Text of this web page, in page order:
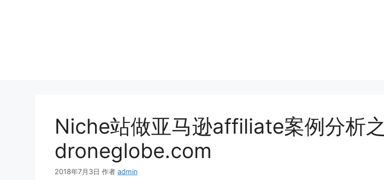
Niche站做亚马逊affiliate案例分析之
droneglobe.com
2018年7月3日 作者 admin